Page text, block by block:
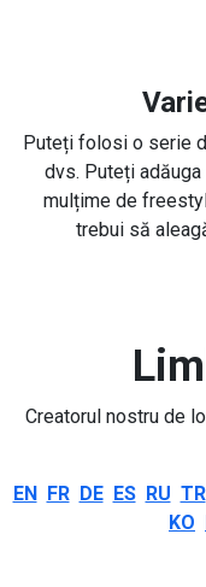
Puteți folosi o serie
dvs. Puteți
mulțime de
trebui să
Creatorul nostru de
EN FR DE ES RU TR
KO